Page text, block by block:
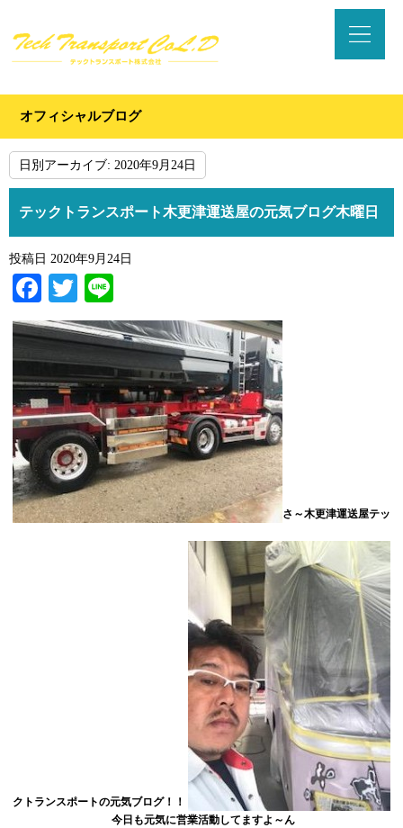
オフィシャルブログ
日別アーカイブ: 2020年9月24日
テックトランスポート木更津運送屋の元気ブログ木曜日
投稿日 2020年9月24日
Facebook
Twitter
さ～木更津運送屋テッ
クトランスポートの元気ブログ！！
今日も元気に営業活動してますよ～ん